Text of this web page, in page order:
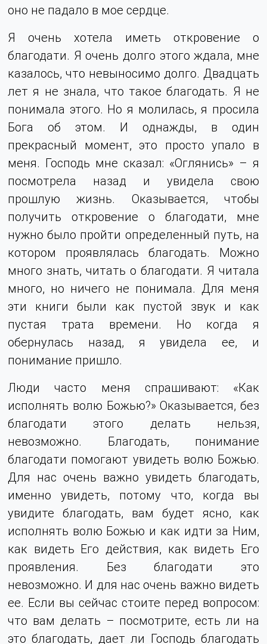
оно не падало в мое сердце.
Я очень хотела иметь откровение о
благодати. Я очень долго этого ждала, мне
казалось, что невыносимо долго. Двадцать
лет я не знала, что такое благодать. Я не
понимала этого. Но я молилась, я просила
Бога об этом. И однажды, в один
прекрасный момент, это просто упало в
меня. Господь мне сказал: «Оглянись» – я
посмотрела назад и увидела свою
прошлую жизнь. Оказывается, чтобы
получить откровение о благодати, мне
нужно было пройти определенный путь, на
котором проявлялась благодать. Можно
много знать, читать о благодати. Я читала
много, но ничего не понимала. Для меня
эти книги были как пустой звук и как
пустая трата времени. Но когда я
обернулась назад, я увидела ее, и
понимание пришло.
Люди часто меня спрашивают: «Как
исполнять волю Божью?» Оказывается, без
благодати этого делать нельзя,
невозможно. Благодать, понимание
благодати помогают увидеть волю Божью.
Для нас очень важно увидеть благодать,
именно увидеть, потому что, когда вы
увидите благодать, вам будет ясно, как
исполнять волю Божью и как идти за Ним,
как видеть Его действия, как видеть Его
проявления. Без благодати это
невозможно. И для нас очень важно видеть
ее. Если вы сейчас стоите перед вопросом:
что вам делать – посмотрите, есть ли на
это благодать, дает ли Господь благодать